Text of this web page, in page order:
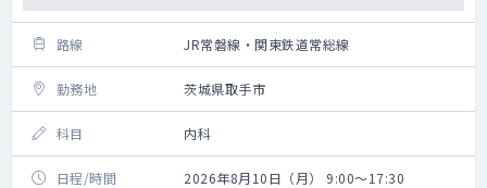
路線 JR常磐線・関東鉄道常総線
勤務地 茨城県取手市
科目 内科
日程/時間 2026年8月10日（月） 9:00～17:30